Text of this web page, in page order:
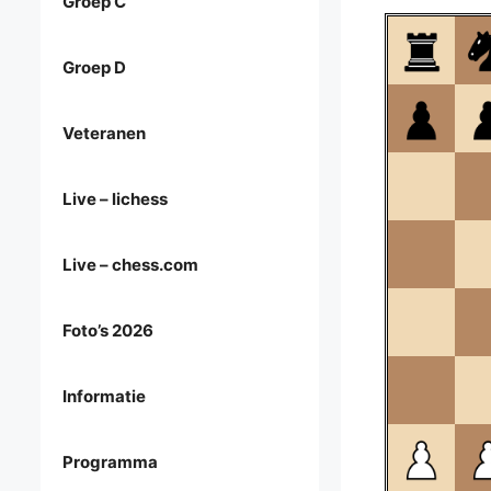
Groep D
Veteranen
Live – lichess
Live – chess.com
Foto’s 2026
Informatie
Programma